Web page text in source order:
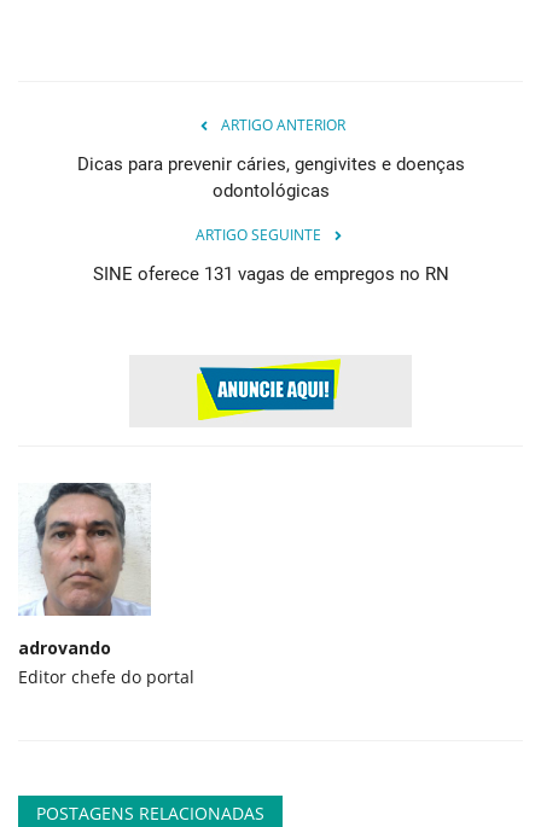
ARTIGO ANTERIOR
Dicas para prevenir cáries, gengivites e doenças
odontológicas
ARTIGO SEGUINTE
SINE oferece 131 vagas de empregos no RN
adrovando
Editor chefe do portal
POSTAGENS RELACIONADAS